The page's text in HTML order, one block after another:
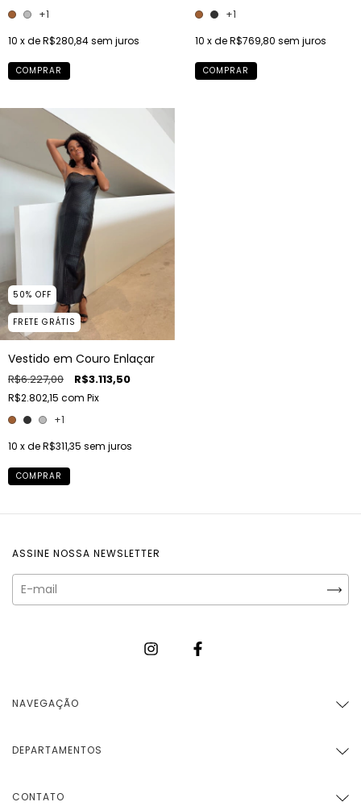
+1
10 x deR$280,84sem juros
COMPRAR
+1
10 x deR$769,80 sem juros
COMPRAR
50% OFF
FRETE GRÁTIS
Vestido em Couro Enlaçar
R$6.227,00 R$3.113,50
R$2.802,15 com Pix
+1
10 x deR$311,35 sem juros
COMPRAR
ASSINE NOSSA NEWSLETTER
NAVEGAÇÃO
DEPARTAMENTOS
CONTATO